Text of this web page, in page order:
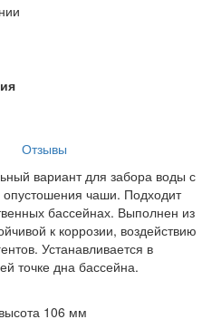
Отзывы
вариант для забора воды с
чаши. Подходит
бассейнах. Выполнен из
к коррозии, воздействию
Устанавливается в
точке дна бассейна.
106 мм